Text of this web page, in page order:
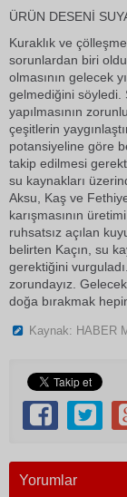
ÜRÜN DESENİ
Kuraklık ve
sorunlardan biri
olmasının gelecek
gelmediğini söyledi.
yapılmasının
çeşitlerin
potansiyeline göre
takip edilmesi
su kaynakları
Aksu, Kaş ve
karışmasının
ruhsatsız açılan
belirten Kaçın, su
gerektiğini
zorundayız.
doğa bırakmak
Kaynak: HABER
Yorumlar